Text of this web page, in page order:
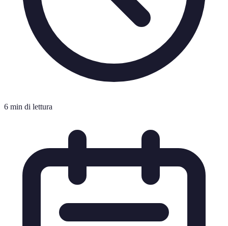
6 min di lettura